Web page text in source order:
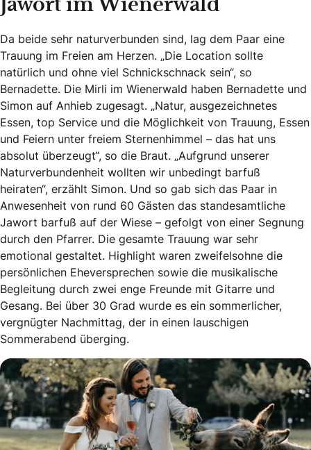
Jawort im Wienerwald
Da beide sehr naturverbunden sind, lag dem Paar eine
Trauung im Freien am Herzen. „Die Location sollte
natürlich und ohne viel Schnickschnack sein“, so
Bernadette. Die Mirli im Wienerwald haben Bernadette und
Simon auf Anhieb zugesagt. „Natur, ausgezeichnetes
Essen, top Service und die Möglichkeit von Trauung, Essen
und Feiern unter freiem Sternenhimmel – das hat uns
absolut überzeugt“, so die Braut. „Aufgrund unserer
Naturverbundenheit wollten wir unbedingt barfuß
heiraten“, erzählt Simon. Und so gab sich das Paar in
Anwesenheit von rund 60 Gästen das standesamtliche
Jawort barfuß auf der Wiese – gefolgt von einer Segnung
durch den Pfarrer. Die gesamte Trauung war sehr
emotional gestaltet. Highlight waren zweifelsohne die
persönlichen Eheversprechen sowie die musikalische
Begleitung durch zwei enge Freunde mit Gitarre und
Gesang. Bei über 30 Grad wurde es ein sommerlicher,
vergnügter Nachmittag, der in einen lauschigen
Sommerabend überging.